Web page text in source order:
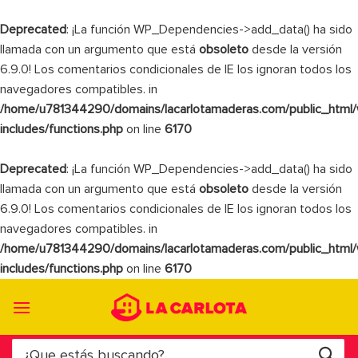
Deprecated: ¡La función WP_Dependencies->add_data() ha sido
llamada con un argumento que está obsoleto desde la versión
6.9.0! Los comentarios condicionales de IE los ignoran todos los
navegadores compatibles. in
/home/u781344290/domains/lacarlotamaderas.com/
includes/functions.php on line 6170
Deprecated: ¡La función WP_Dependencies->add_data() ha sido
llamada con un argumento que está obsoleto desde la versión
6.9.0! Los comentarios condicionales de IE los ignoran todos los
navegadores compatibles. in
/home/u781344290/domains/lacarlotamaderas.com/
includes/functions.php on line 6170
Buscar